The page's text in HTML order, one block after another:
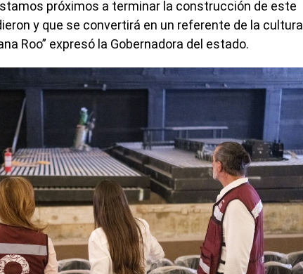
próximos a terminar la construcción de este
y que se convertirá en un referente de la cultura
Roo” expresó la Gobernadora del estado.